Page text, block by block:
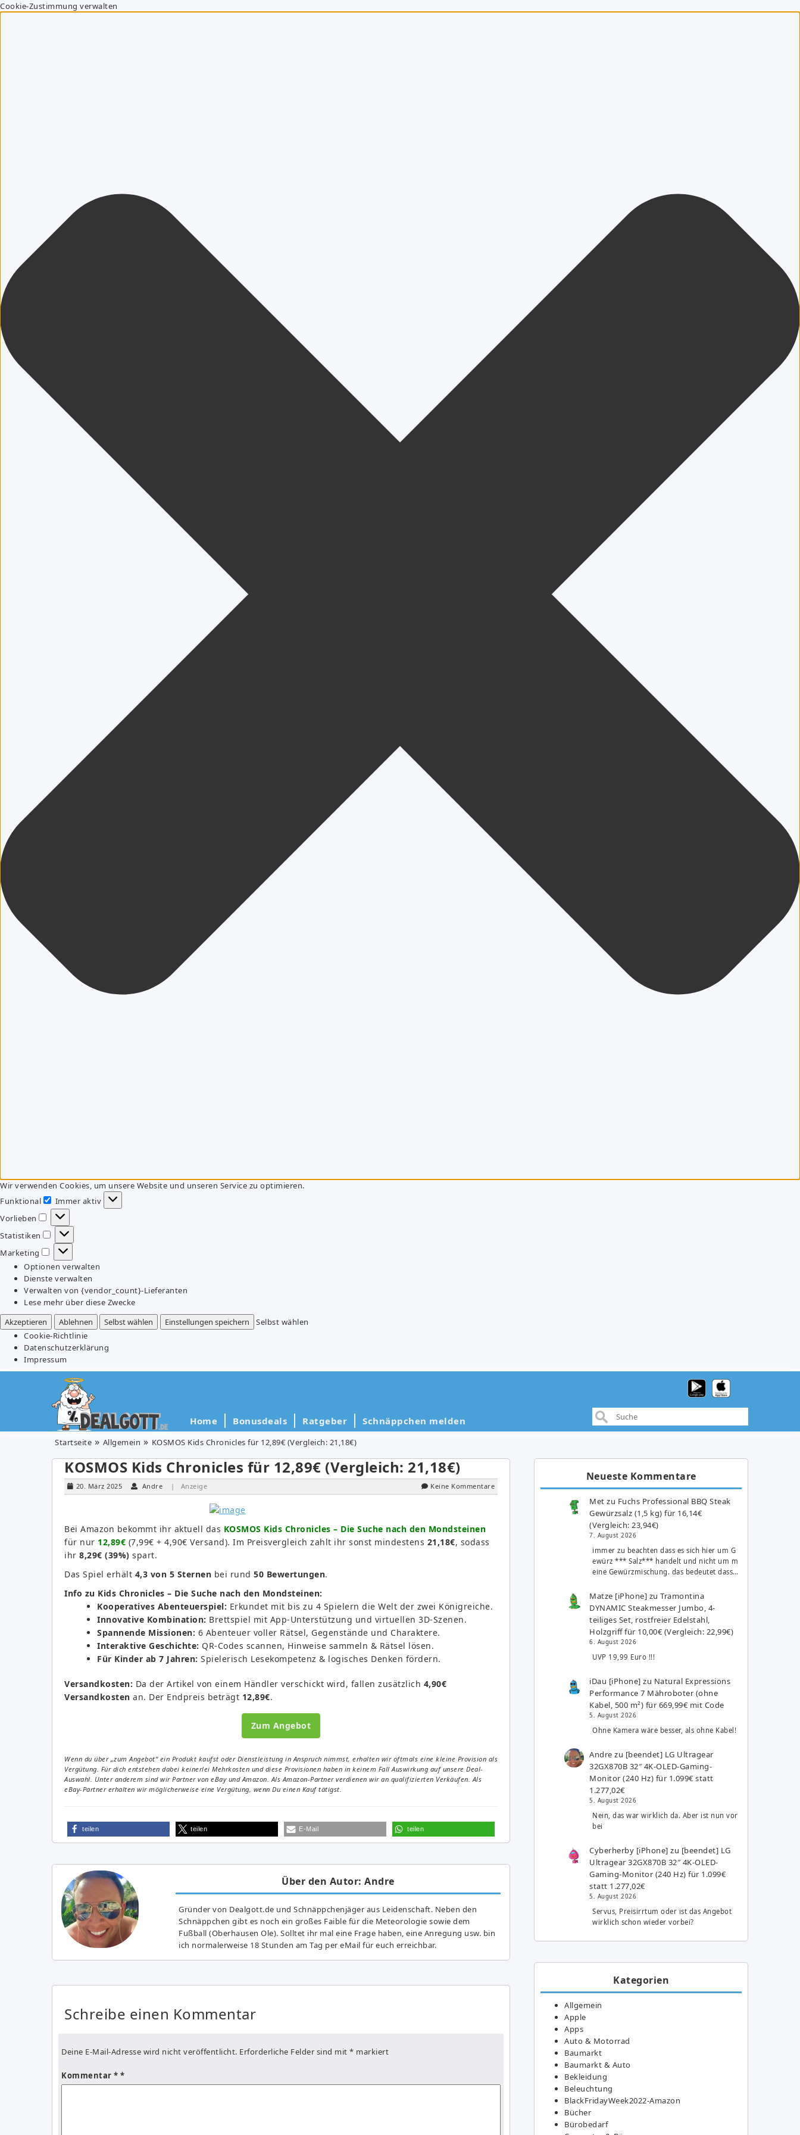
Cookie-Zustimmung verwalten
Wir verwenden Cookies, um unsere Website und unseren Service zu optimieren.
Funktional
Funktional
Immer aktiv
Vorlieben
Vorlieben
Statistiken
Statistiken
Marketing
Marketing
Optionen verwalten
Dienste verwalten
Verwalten von {vendor_count}-Lieferanten
Lese mehr über diese Zwecke
Akzeptieren
Ablehnen Selbst wählen Einstellungen speichern
Selbst wählen
Cookie-Richtlinie
Datenschutzerklärung
Impressum
Home Bonusdeals Ratgeber Schnäppchen melden
Startseite Allgemein KOSMOS Kids Chronicles für 12,89€ (Vergleich: 21,18€)
KOSMOS Kids Chronicles für 12,89€ (Vergleich: 21,18€)
20. März 2025 Andre | Anzeige Keine Kommentare
Bei Amazon bekommt ihr aktuell das KOSMOS Kids Chronicles – Die Suche nach den Mondsteinen
für nur 12,89€ (7,99€ + 4,90€ Versand). Im Preisvergleich zahlt ihr sonst mindestens 21,18€, sodass
ihr 8,29€ (39%) spart.
Das Spiel erhält 4,3 von 5 Sternen bei rund 50 Bewertungen.
Info zu Kids Chronicles – Die Suche nach den Mondsteinen:
Kooperatives Abenteuerspiel: Erkundet mit bis zu 4 Spielern die Welt der zwei Königreiche.
Innovative Kombination: Brettspiel mit App-Unterstützung und virtuellen 3D-Szenen.
Spannende Missionen: 6 Abenteuer voller Rätsel, Gegenstände und Charaktere.
Interaktive Geschichte: QR-Codes scannen, Hinweise sammeln & Rätsel lösen.
Für Kinder ab 7 Jahren: Spielerisch Lesekompetenz & logisches Denken fördern.
Versandkosten: Da der Artikel von einem Händler verschickt wird, fallen zusätzlich 4,90€
Versandkosten an. Der Endpreis beträgt 12,89€.
Zum Angebot
Wenn du über „zum Angebot“ ein Produkt kaufst oder Dienstleistung in Anspruch nimmst, erhalten wir oftmals eine kleine Provision als
Vergütung. Für dich entstehen dabei keinerlei Mehrkosten und diese Provisionen haben in keinem Fall Auswirkung auf unsere Deal-
Auswahl. Unter anderem sind wir Partner von eBay und Amazon. Als Amazon-Partner verdienen wir an qualifizierten Verkäufen. Als
eBay-Partner erhalten wir möglicherweise eine Vergütung, wenn Du einen Kauf tätigst.
teilen teilen E-Mail teilen
Über den Autor: Andre
Gründer von Dealgott.de und Schnäppchenjäger aus Leidenschaft. Neben den
Schnäppchen gibt es noch ein großes Fai­ble für die Meteorologie sowie dem
Fußball (Oberhausen Ole). Solltet ihr mal eine Frage haben, eine Anregung usw. bin
ich normalerweise 18 Stunden am Tag per eMail für euch erreichbar.
Schreibe einen Kommentar
Deine E-Mail-Adresse wird nicht veröffentlicht. Erforderliche Felder sind mit * markiert
Kommentar *
Neueste Kommentare
Met zu Fuchs Professional BBQ Steak
Gewürzsalz (1,5 kg) für 16,14€
(Vergleich: 23,94€)
7. August 2026
immer zu beachten dass es sich hier um G
ewürz *** Salz*** handelt und nicht um m
eine Gewürzmischung. das bedeutet dass…
Matze [iPhone] zuTramontina
DYNAMIC Steakmesser Jumbo, 4-
teiliges Set, rostfreier Edelstahl,
Holzgriff für 10,00€ (Vergleich: 22,99€)
6. August 2026
UVP 19,99 Euro !!!
iDau [iPhone] zu Natural Expressions
Performance 7 Mähroboter (ohne
Kabel, 500 m²) für 669,99€ mit Code
5. August 2026
Ohne Kamera wäre besser, als ohne Kabel!
Andre zu [beendet] LG Ultragear
32GX870B 32″ 4K-OLED-Gaming-
Monitor (240 Hz) für 1.099€ statt
1.277,02€
5. August 2026
Nein, das war wirklich da. Aber ist nun vor
bei
Cyberherby [iPhone] zu [beendet] LG
Ultragear 32GX870B 32″ 4K-OLED-
Gaming-Monitor (240 Hz) für 1.099€
statt 1.277,02€
5. August 2026
Servus, Preisirrtum oder ist das Angebot
wirklich schon wieder vorbei?
Kategorien
Allgemein
Apple
Apps
Auto & Motorrad
Baumarkt
Baumarkt & Auto
Bekleidung
Beleuchtung
BlackFridayWeek2022-Amazon
Bücher
Bürobedarf